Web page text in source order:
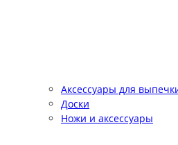
Аксессуары для
Доски
Ножи и аксессуары